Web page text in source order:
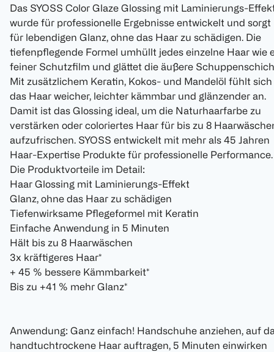
Das SYOSS Color Glaze Glossing mit Laminierungs-
wurde für professionelle Ergebnisse entwickelt und sorgt
für lebendigen Glanz, ohne das Haar zu schädigen. Die
tiefenpflegende Formel umhüllt jedes einzelne Haar wie
feiner Schutzfilm und glättet die äußere
Mit zusätzlichem Keratin, Kokos- und Mandelöl fühlt sich
das Haar weicher, leichter kämmbar und glänzender an.
Damit ist das Glossing ideal, um die Naturhaarfarbe zu
verstärken oder coloriertes Haar für bis zu 8
aufzufrischen. SYOSS entwickelt mit mehr als 45 Jahren
Haar-Expertise Produkte für professionelle Performance.
Die Produktvorteile im Detail:
Haar Glossing mit Laminierungs-Effekt
Glanz, ohne das Haar zu schädigen
Tiefenwirksame Pflegeformel mit Keratin
Einfache Anwendung in 5 Minuten
Hält bis zu 8 Haarwäschen
3x kräftigeres Haar*
+ 45 % bessere Kämmbarkeit*
Bis zu +41 % mehr Glanz*
Anwendung: Ganz einfach! Handschuhe anziehen, auf
handtuchtrockene Haar auftragen, 5 Minuten einwirken